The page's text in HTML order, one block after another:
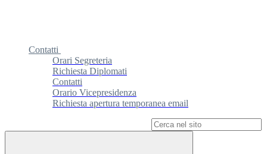
Contatti
Orari Segreteria
Richiesta Diplomati
Contatti
Orario Vicepresidenza
Richiesta apertura temporanea email